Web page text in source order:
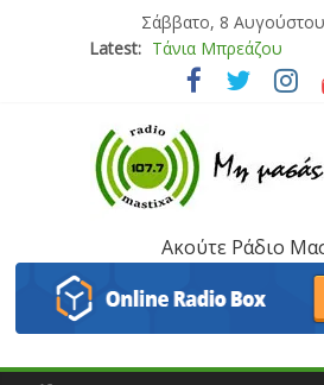
Σάββατο, 8
Latest: Bliss
Μάνος Τρυπιάς &
Ιορδάνης Αγαπητός
Μαριάννα Μασάδη
Τάνια Μπρεάζου
Ακούτε Ράδιο